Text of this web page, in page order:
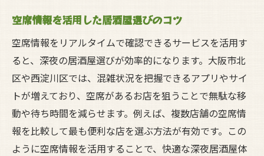
空席情報を活用した居酒屋選びのコツ
空席情報をリアルタイムで確認できるサービスを活用す
ると、深夜の居酒屋選びが効率的になります。大阪市北
区や西淀川区では、混雑状況を把握できるアプリやサイ
トが増えており、空席があるお店を狙うことで無駄な移
動や待ち時間を減らせます。例えば、複数店舗の空席情
報を比較して最も便利な店を選ぶ方法が有効です。この
ように空席情報を活用することで、快適な深夜居酒屋体